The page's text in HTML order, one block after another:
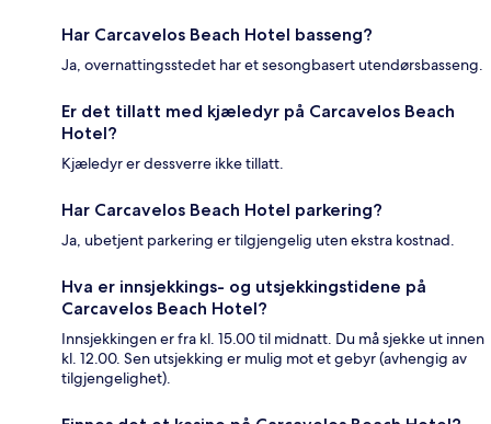
Har Carcavelos Beach Hotel basseng?
Ja, overnattingsstedet har et sesongbasert utendørsbasseng.
Er det tillatt med kjæledyr på Carcavelos Beach
Hotel?
Kjæledyr er dessverre ikke tillatt.
Har Carcavelos Beach Hotel parkering?
Ja, ubetjent parkering er tilgjengelig uten ekstra kostnad.
Hva er innsjekkings- og utsjekkingstidene på
Carcavelos Beach Hotel?
Innsjekkingen er fra kl. 15.00 til midnatt. Du må sjekke ut innen
kl. 12.00. Sen utsjekking er mulig mot et gebyr (avhengig av
tilgjengelighet).